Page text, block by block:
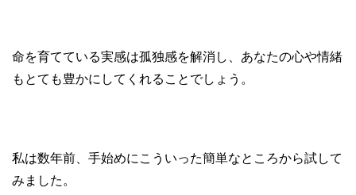
命を育てている実感は孤独感を解消し、あなたの心や情緒
もとても豊かにしてくれることでしょう。
私は数年前、手始めにこういった簡単なところから試して
みました。